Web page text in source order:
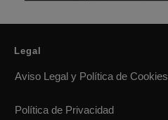
Legal
Aviso Legal y Política de Cookies
Política de Privacidad